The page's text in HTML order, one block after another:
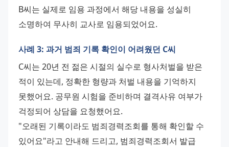
B씨는 실제로 임용 과정에서 해당 내용을 성실히
소명하여 무사히 교사로 임용되었어요.
사례 3: 과거 범죄 기록 확인이 어려웠던 C씨
C씨는 20년 전 젊은 시절의 실수로 형사처벌을 받은
적이 있는데, 정확한 형량과 처벌 내용을 기억하지
못했어요. 공무원 시험을 준비하며 결격사유 여부가
걱정되어 상담을 요청했어요.
"오래된 기록이라도 범죄경력조회를 통해 확인할 수
있어요"라고 안내해 드리고, 범죄경력조회서 발급